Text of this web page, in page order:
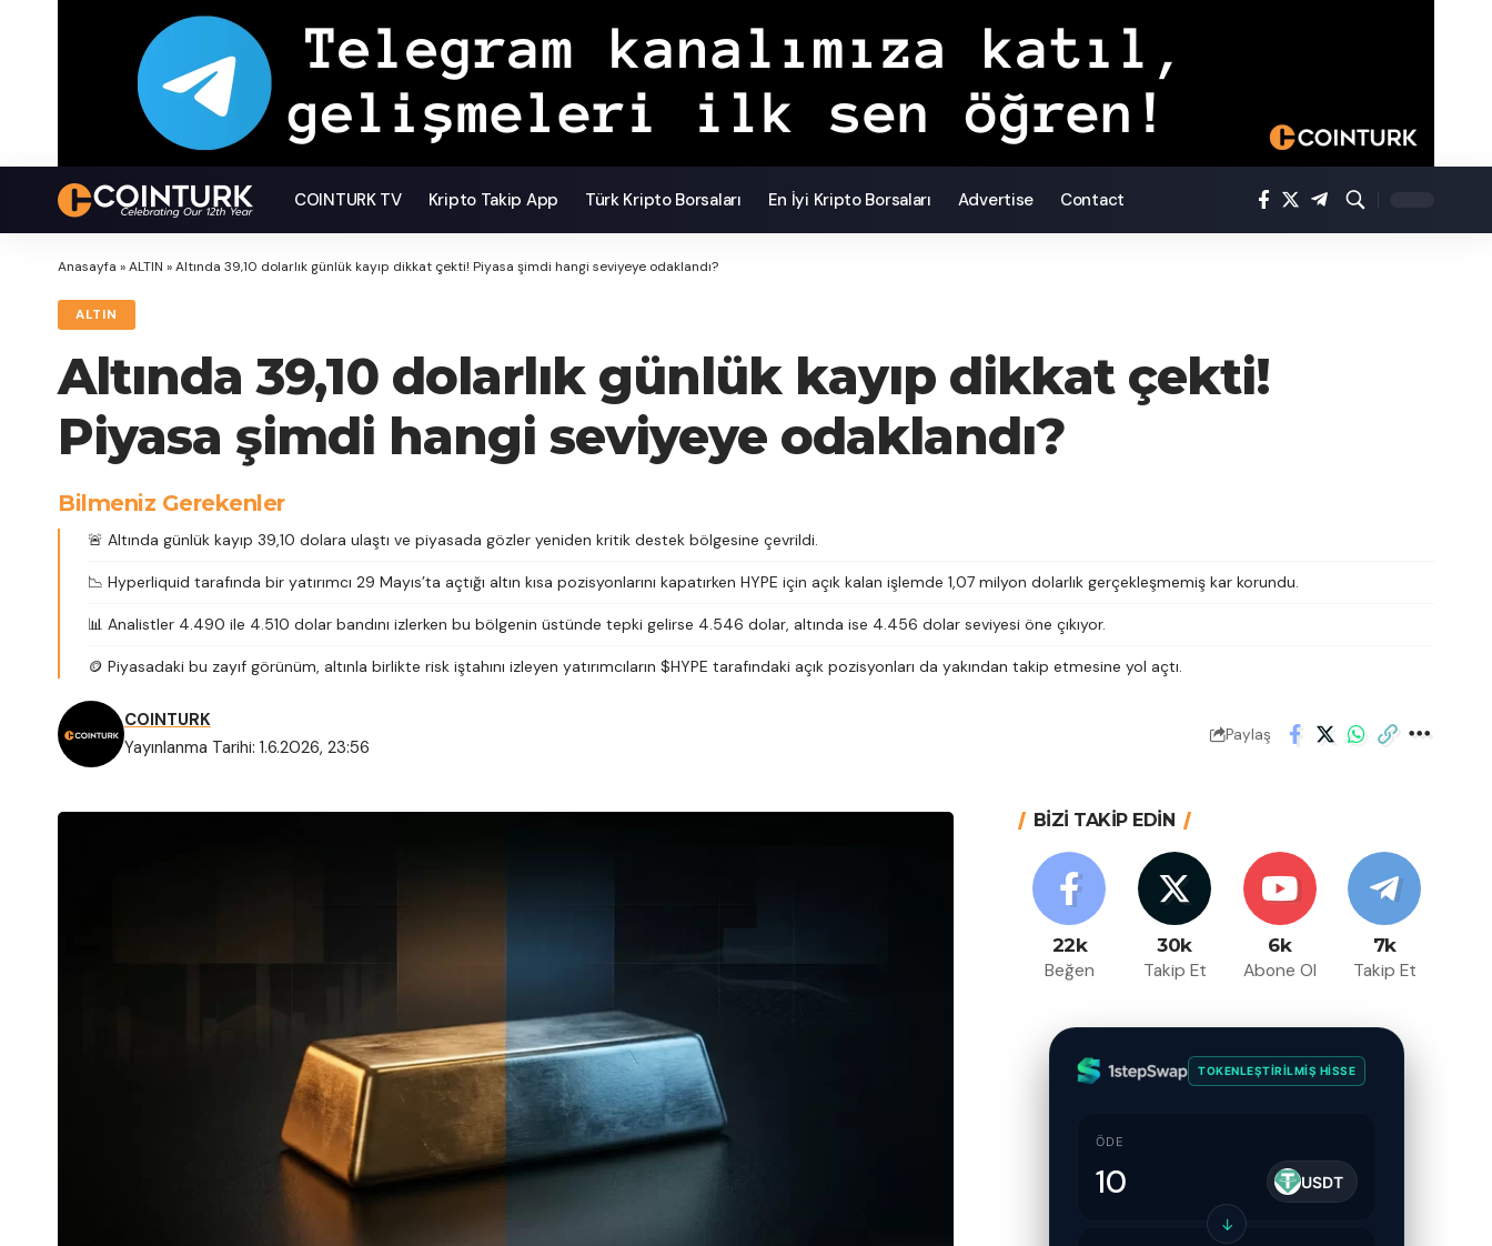
COINTURK TV Kripto Takip App Türk Kripto Borsaları En İyi Kripto Borsaları Advertise Contact
Anasayfa »ALTIN »Altında 39,10 dolarlık günlük kayıp dikkat çekti! Piyasa şimdi hangi seviyeye odaklandı?
ALTIN
Altında 39,10 dolarlık günlük kayıp dikkat çekti!
Piyasa şimdi hangi seviyeye odaklandı?
Bilmeniz Gerekenler
🚨 Altında günlük kayıp 39,10 dolara ulaştı ve piyasada gözler yeniden kritik destek bölgesine çevrildi.
📉 Hyperliquid tarafında bir yatırımcı 29 Mayıs’ta açtığı altın kısa pozisyonlarını kapatırken HYPE için açık kalan işlemde 1,07 milyon dolarlık gerçekleşmemiş kar korundu.
📊 Analistler 4.490 ile 4.510 dolar bandını izlerken bu bölgenin üstünde tepki gelirse 4.546 dolar, altında ise 4.456 dolar seviyesi öne çıkıyor.
🪙 Piyasadaki bu zayıf görünüm, altınla birlikte risk iştahını izleyen yatırımcıların $HYPE tarafındaki açık pozisyonları da yakından takip etmesine yol açtı.
Yayınlanma Tarihi: 1.6.2026, 23:56
COINTURK
Paylaş
BİZİ TAKİP EDİN
22k
Beğen
30k
Takip Et
6k
Abone Ol
7k
Takip Et
TOKENLEŞTIRILMIŞ HISSE
ÖDE
USDT
↓